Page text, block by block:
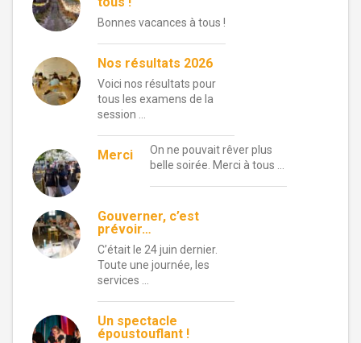
Bonnes vacances à tous !
Nos résultats 2026
Voici nos résultats pour
tous les examens de la
session …
Merci
On ne pouvait rêver plus
belle soirée. Merci à tous …
Gouverner, c’est
prévoir…
C’était le 24 juin dernier.
Toute une journée, les
services …
Un spectacle
époustouflant !